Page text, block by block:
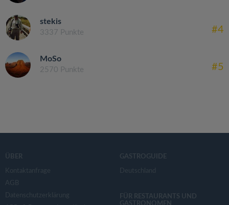
stekis
3337 Punkte #4
MoSo
2570 Punkte #5
ÜBER
Kontaktanfrage
AGB
Datenschutzerklärung
GASTROGUIDE
Deutschland
FÜR RESTAURANTS UND